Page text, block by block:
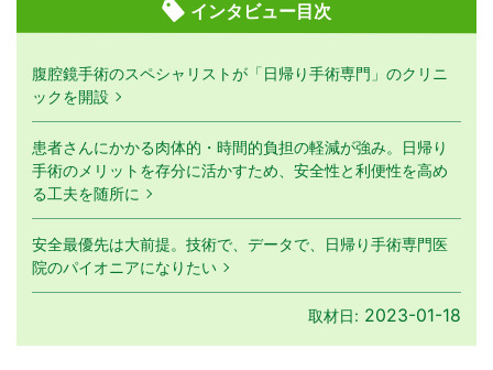
インタビュー目次
腹腔鏡手術のスペシャリストが「日帰り手術専門」のクリニ
ックを開設
患者さんにかかる肉体的・時間的負担の軽減が強み。日帰り
手術のメリットを存分に活かすため、安全性と利便性を高め
る工夫を随所に
安全最優先は大前提。技術で、データで、日帰り手術専門医
院のパイオニアになりたい
取材日: 2023-01-18